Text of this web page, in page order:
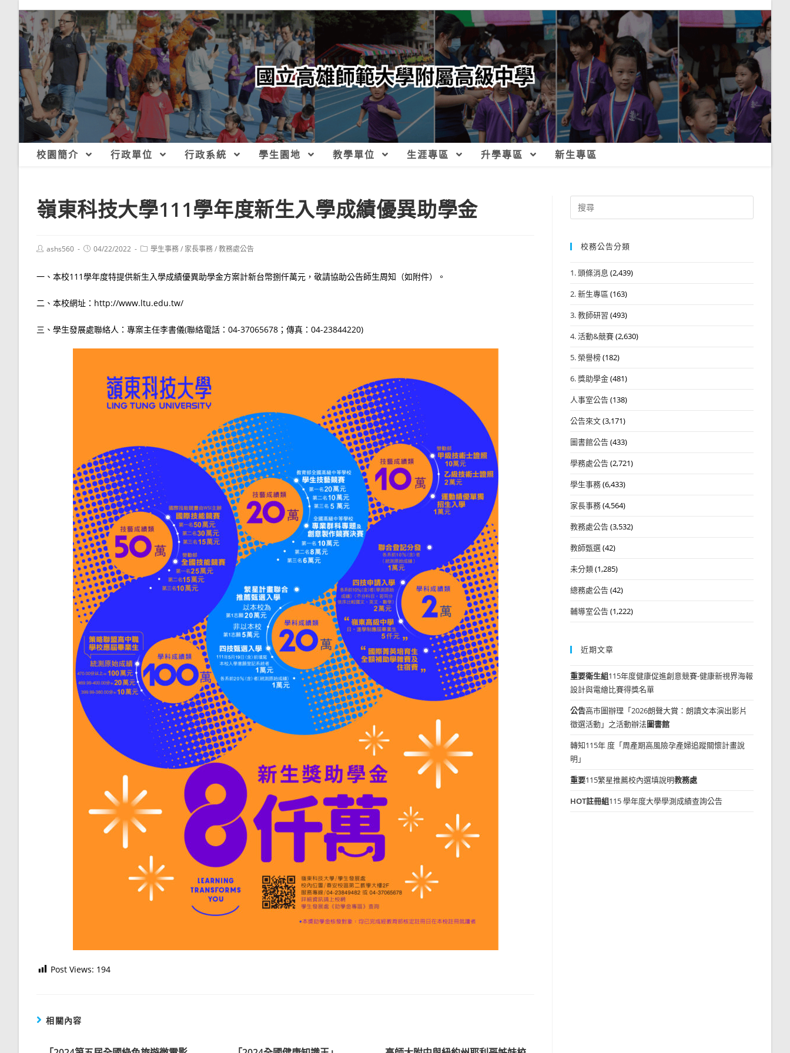
校園簡介 行政單位 行政系統 學生園地 教學單位 生涯專區 升學專區 新生專區
嶺東科技大學111學年度新生入學成績優異助學金
Postashs560
Post04/22/2022
Post學生事務/ 家長事務/教務處公告
一、本校111學年度特提供新生入學成績優異助學金方案計新台幣捌仟萬元，敬請協助公告師生周知（如附件）。
二、本校網址：http://www.ltu.edu.tw/
三、學生發展處聯絡人：專案主任李書儀(聯絡電話：04-37065678；傳真：04-23844220)
Post Views: 194
相關內容
Search
for:
校務公告分類
1. 頭條消息 (2,439)
2. 新生專區 (163)
3. 教師研習 (493)
4. 活動&競賽(2,630)
5. 榮譽榜(182)
6. 獎助學金(481)
人事室公告(138)
公告來文(3,171)
圖書館公告(433)
學務處公告(2,721)
學生事務(6,433)
家長事務(4,564)
教務處公告(3,532)
教師甄選(42)
未分類(1,285)
總務處公告(42)
輔導室公告(1,222)
近期文章
重要衛生組115年度健康促進創意競賽-健康新視界海報
設計與電繪比賽得獎名單
公告高市圖辦理「2026朗聲大賞：朗讀文本演出影片
徵選活動」之活動辦法圖書館
轉知115年 度「周產期高風險孕產婦追蹤關懷計畫說
明」
重要115繁星推薦校內選填說明教務處
HOT註冊組115 學年度大學學測成績查詢公告